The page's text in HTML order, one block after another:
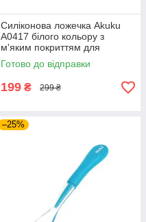
Силіконова ложечка Akuku
A0417 білого кольору з
м'яким покриттям для
безпечного годування
малюка без подразнень
Готово до відправки
199 ₴ 299 ₴
–25%